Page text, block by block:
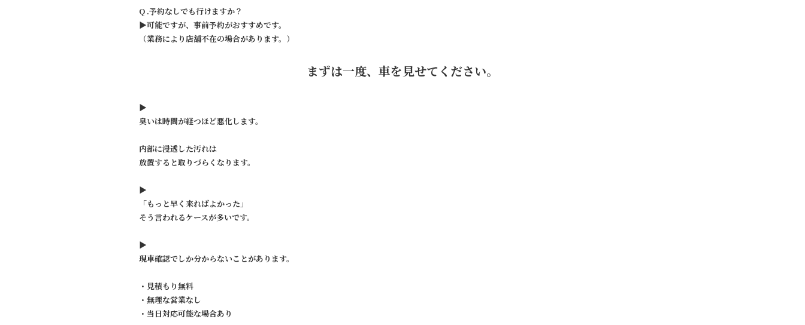
Q .予約なしでも行けますか？
▶︎可能ですが、事前予約がおすすめです。
（業務により店舗不在の場合があります。）
まずは一度、車を見せてください。
▶︎
臭いは時間が経つほど悪化します。
内部に浸透した汚れは
放置すると取りづらくなります。
▶︎
「もっと早く来ればよかった」
そう言われるケースが多いです。
▶︎
現車確認でしか分からないことがあります。
・見積もり無料
・無理な営業なし
・当日対応可能な場合あり